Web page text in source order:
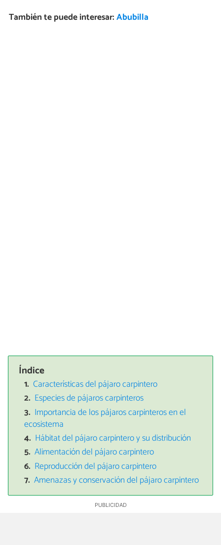
También te puede interesar:Abubilla
Índice
Características del pájaro carpintero
Especies de pájaros carpinteros
Importancia de los pájaros carpinteros en el
ecosistema
Hábitat del pájaro carpintero y su distribución
Alimentación del pájaro carpintero
Reproducción del pájaro carpintero
Amenazas y conservación del pájaro carpintero